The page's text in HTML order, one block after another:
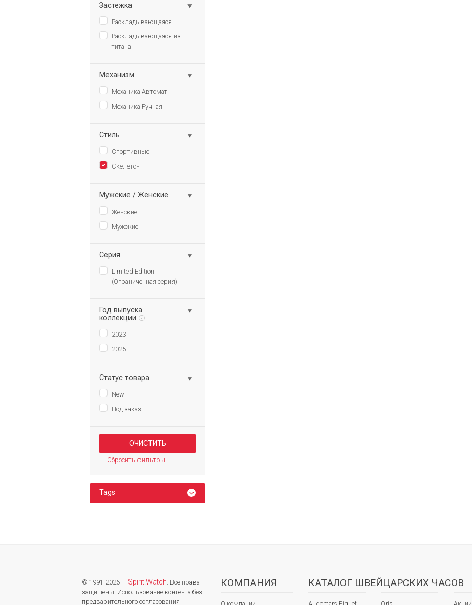
Застежка
Раскладывающаяся
Раскладывающаяся из
титана
Механизм
Механика Автомат
Механика Ручная
Стиль
Спортивные
Скелетон
Мужские / Женские
Женские
Мужские
Серия
Limited Edition
(Ограниченная серия)
Год выпуска
коллекции
?
2023
2025
Статус товара
New
Под заказ
Сбросить фильтры
Tags
© 1991-2026 — Spirit.Watch. Все права
защищены. Использование контента без
предварительного согласования
КОМПАНИЯ КАТАЛОГ ШВЕЙЦАРСКИХ ЧАСОВ